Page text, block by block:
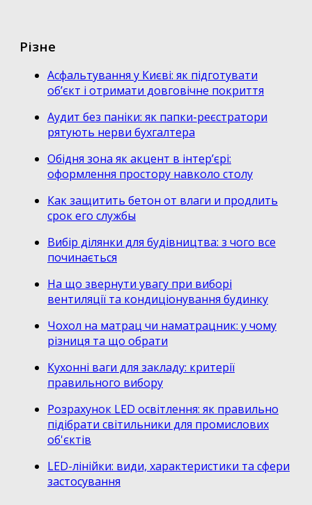
Різне
Асфальтування у Києві: як підготувати
об’єкт і отримати довговічне покриття
Аудит без паніки: як папки-реєстратори
рятують нерви бухгалтера
Обідня зона як акцент в інтер’єрі:
оформлення простору навколо столу
Как защитить бетон от влаги и продлить
срок его службы
Вибір ділянки для будівництва: з чого все
починається
На що звернути увагу при виборі
вентиляції та кондиціонування будинку
Чохол на матрац чи наматрацник: у чому
різниця та що обрати
Кухонні ваги для закладу: критерії
правильного вибору
Розрахунок LED освітлення: як правильно
підібрати світильники для промислових
об'єктів
LED-лінійки: види, характеристики та сфери
застосування